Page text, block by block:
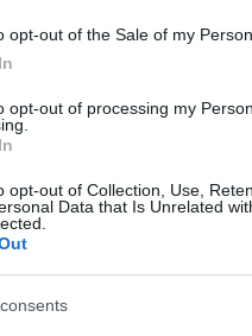
opt-out of the Sale of my
opt-out of processing my
opt-out of Collection, Use,
Data that Is Unrelated
leplezi le a
noha Zilahy
mégis
úgy vélte, valamire
kultúrák fogadják
mást emelnek ki.
a történelemhez fűződő
a negyedikben
noha teljes
nyelvre le fogják